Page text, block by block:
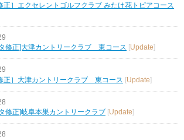
正］エクセレントゴルフクラブ みたけ花トピアコース
修正]大津カントリークラブ 東コース [Update]
正］大津カントリークラブ 東コース [Update]
修正]岐阜本巣カントリークラブ [Update]